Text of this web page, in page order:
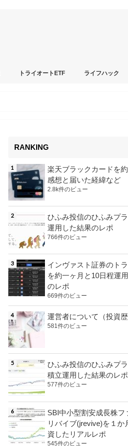
トライオートETF ライフハック
RANKING
楽天ブラックカードを
感想と届いた経緯など
2.8k件のビュー
ひふみ投信のひふみプ
運用した結果のレポ
766件のビュー
インヴァスト証券のト
を約一ヶ月と10日程運
のレポ
669件のビュー
運営者について（投資歴
581件のビュー
ひふみ投信のひふみプ
積立運用した結果のレポ
577件のビュー
SBI中小型割安成長株フ
リバイブ(jrevive)を１か
資したリアルレポ
545件のビュー